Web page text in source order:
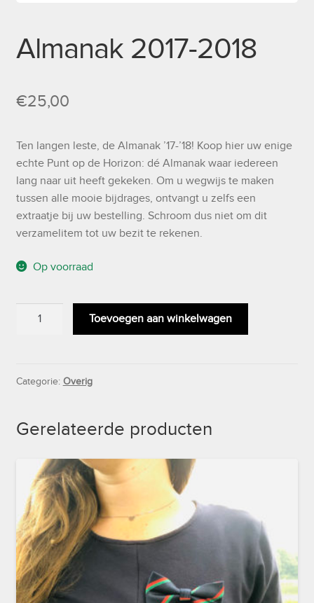
Almanak 2017-2018
€25,00
Ten langen leste, de Almanak ’17-’18! Koop hier uw enige
echte Punt op de Horizon: dé Almanak waar iedereen
lang naar uit heeft gekeken. Om u wegwijs te maken
tussen alle mooie bijdrages, ontvangt u zelfs een
extraatje bij uw bestelling. Schroom dus niet om dit
verzamelitem tot uw bezit te rekenen.
Op voorraad
Toevoegen aan winkelwagen
Categorie: Overig
Gerelateerde producten